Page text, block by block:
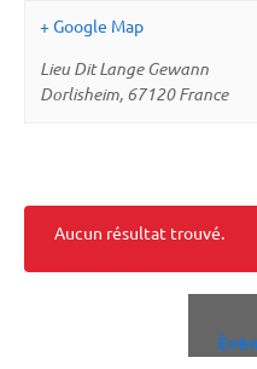
+ Google Map
Lieu Dit Lange Gewann
Dorlisheim, 67120 France
Aucun résultat trouvé.